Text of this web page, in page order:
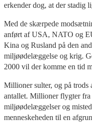
erkender dog, at der stadig
Med de skærpede
anført af USA, NATO og
Kina og Rusland på den
miljøødelæggelse og krig.
2000 vil der komme en tid
Millioner sulter, og på trods
antallet. Millioner flygter
miljøødelæggelser og
menneskeheden til en